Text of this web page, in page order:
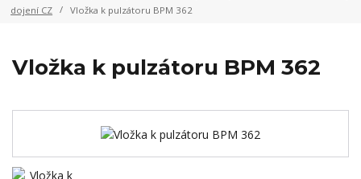
dojení CZ
Vložka k pulzátoru BPM 362
Vložka k pulzátoru BPM 362